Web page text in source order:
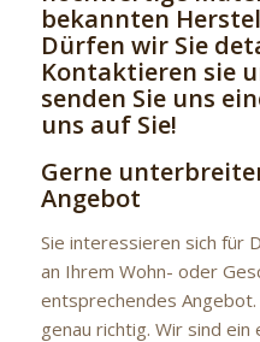
bekannten
Dürfen wir Sie
Kontaktieren sie
senden Sie uns
uns auf Sie!
Gerne
Angebot
Sie interessieren sich für
an Ihrem Wohn- oder
entsprechendes Angebot.
genau richtig. Wir sind